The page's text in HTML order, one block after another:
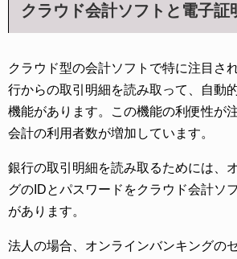
クラウド会計ソフトと電子証
クラウド型の会計ソフトで特に注目さ
行からの取引明細を読み取って、自動
機能があります。この機能の利便性が
会計の利用者数が増加しています。
銀行の取引明細を読み取るためには、
グのIDとパスワードをクラウド会計ソ
があります。
法人の場合、オンラインバンキングの